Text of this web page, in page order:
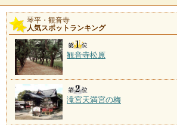
琴平・観音寺
人気スポットランキング
観音寺松原
滝宮天満宮の梅